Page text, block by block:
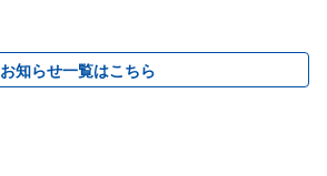
お知らせ一覧はこちら